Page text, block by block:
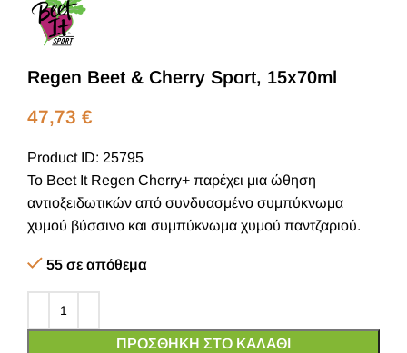
Regen Beet & Cherry Sport, 15x70ml
47,73 €
Product ID: 25795
Το Beet It Regen Cherry+ παρέχει μια ώθηση
αντιοξειδωτικών από συνδυασμένο συμπύκνωμα
χυμού βύσσινο και συμπύκνωμα χυμού παντζαριού.
55 σε απόθεμα
ΠΡΟΣΘΉΚΗ ΣΤΟ ΚΑΛΆΘΙ